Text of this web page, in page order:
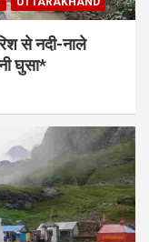
से नदी-नाले
घुसा*